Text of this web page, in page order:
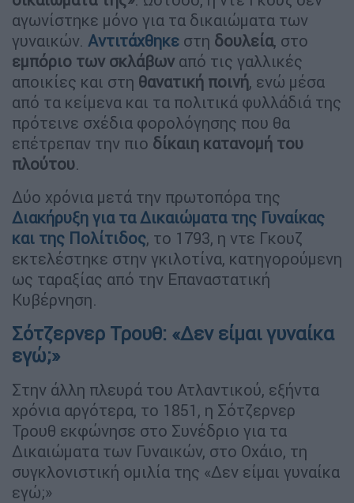
αγωνίστηκε μόνο για τα δικαιώματα των
γυναικών. Αντιτάχθηκε στη δουλεία, στο
εμπόριο των σκλάβων από τις γαλλικές
αποικίες και στη θανατική ποινή, ενώ μέσα
από τα κείμενα και τα πολιτικά φυλλάδιά της
πρότεινε σχέδια φορολόγησης που θα
επέτρεπαν την πιο δίκαιη κατανομή του
πλούτου.
Δύο χρόνια μετά την πρωτοπόρα της
Διακήρυξη για τα Δικαιώματα της Γυναίκας
και της Πολίτιδος, το 1793, η ντε Γκουζ
εκτελέστηκε στην γκιλοτίνα, κατηγορούμενη
ως ταραξίας από την Επαναστατική
Κυβέρνηση.
Σότζερνερ Τρουθ: «Δεν είμαι γυναίκα
εγώ;»
Στην άλλη πλευρά του Ατλαντικού, εξήντα
χρόνια αργότερα, το 1851, η Σότζερνερ
Τρουθ εκφώνησε στο Συνέδριο για τα
Δικαιώματα των Γυναικών, στο Οχάιο, τη
συγκλονιστική ομιλία της «Δεν είμαι γυναίκα
εγώ;»